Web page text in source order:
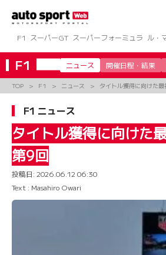
ツ
へ
ス
キ
ッ
F1
スーパーGT スーパーフォーミュラ ル・
F1 ニュース 開催日程・結果
TOP F1 ニュース タイトル獲得に向けた
F1 ニュース
タイトル獲得に向けた
第9回
投稿日: 2026.06.12 06:30
Text : Masahiro Owari